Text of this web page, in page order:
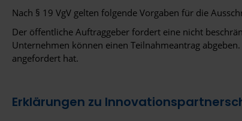
Nach § 19 VgV gelten folgende Vorgaben für die
Der öffentliche Auftraggeber fordert eine nicht
Unternehmen können einen Teilnahmeantrag
angefordert hat.
Erklärungen zu